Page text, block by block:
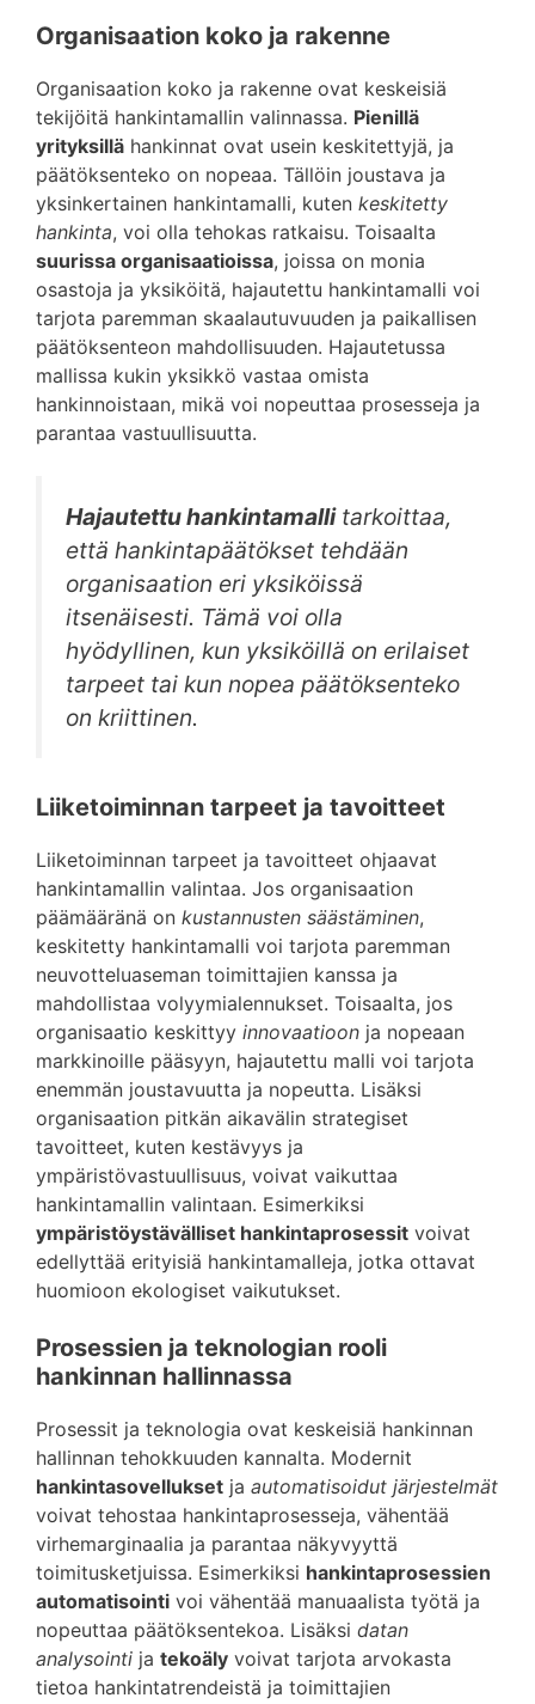
Organisaation koko ja rakenne
Organisaation koko ja rakenne ovat keskeisiä
tekijöitä hankintamallin valinnassa. Pienillä
yrityksillä hankinnat ovat usein keskitettyjä, ja
päätöksenteko on nopeaa. Tällöin joustava ja
yksinkertainen hankintamalli, kuten keskitetty
hankinta, voi olla tehokas ratkaisu. Toisaalta
suurissa organisaatioissa, joissa on monia
osastoja ja yksiköitä, hajautettu hankintamalli voi
tarjota paremman skaalautuvuuden ja paikallisen
päätöksenteon mahdollisuuden. Hajautetussa
mallissa kukin yksikkö vastaa omista
hankinnoistaan, mikä voi nopeuttaa prosesseja ja
parantaa vastuullisuutta.
Hajautettu hankintamallitarkoittaa,
että hankintapäätökset tehdään
organisaation eri yksiköissä
itsenäisesti. Tämä voi olla
hyödyllinen, kun yksiköillä on erilaiset
tarpeet tai kun nopea päätöksenteko
on kriittinen.
Liiketoiminnan tarpeet ja tavoitteet
Liiketoiminnan tarpeet ja tavoitteet ohjaavat
hankintamallin valintaa. Jos organisaation
päämääränä on kustannusten säästäminen,
keskitetty hankintamalli voi tarjota paremman
neuvotteluaseman toimittajien kanssa ja
mahdollistaa volyymialennukset. Toisaalta, jos
organisaatio keskittyy innovaatioon ja nopeaan
markkinoille pääsyyn, hajautettu malli voi tarjota
enemmän joustavuutta ja nopeutta. Lisäksi
organisaation pitkän aikavälin strategiset
tavoitteet, kuten kestävyys ja
ympäristövastuullisuus, voivat vaikuttaa
hankintamallin valintaan. Esimerkiksi
ympäristöystävälliset hankintaprosessit voivat
edellyttää erityisiä hankintamalleja, jotka ottavat
huomioon ekologiset vaikutukset.
Prosessien ja teknologian rooli
hankinnan hallinnassa
Prosessit ja teknologia ovat keskeisiä hankinnan
hallinnan tehokkuuden kannalta. Modernit
hankintasovellukset ja automatisoidut järjestelmät
voivat tehostaa hankintaprosesseja, vähentää
virhemarginaalia ja parantaa näkyvyyttä
toimitusketjuissa. Esimerkiksi hankintaprosessien
automatisointi voi vähentää manuaalista työtä ja
nopeuttaa päätöksentekoa. Lisäksi datan
analysointi ja tekoäly voivat tarjota arvokasta
tietoa hankintatrendeistä ja toimittajien